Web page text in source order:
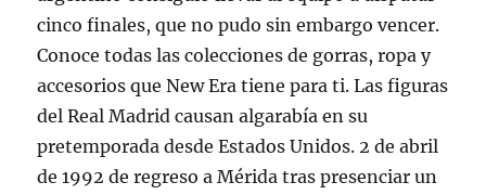
cinco finales, que no pudo sin embargo vencer.
Conoce todas las colecciones de gorras, ropa y
accesorios que New Era tiene para ti. Las figuras
del Real Madrid causan algarabía en su
pretemporada desde Estados Unidos. 2 de abril
de 1992 de regreso a Mérida tras presenciar un